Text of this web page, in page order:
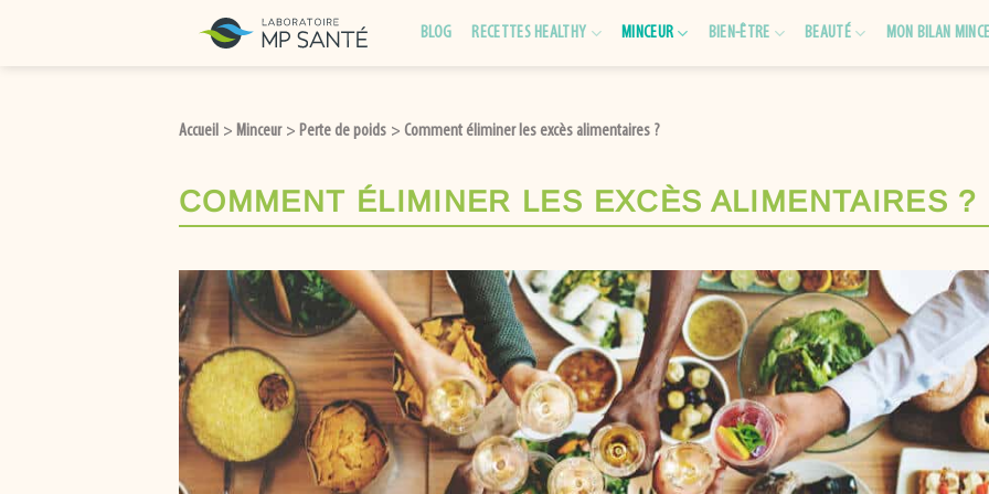
BLOG RECETTES HEALTHY MINCEUR BIEN-ÊTRE BEAUTÉ MON BILAN
Accueil > Minceur > Perte de poids > Comment éliminer les excès alimentaires ?
COMMENT ÉLIMINER LES EXCÈS ALIMENTAIRES ?